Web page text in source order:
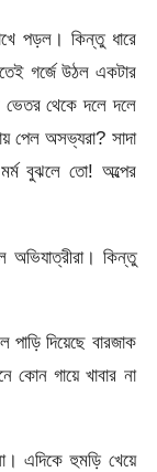
পড়ল। কিন্তু ধারে
গর্জে উঠল একটার
ভেতর থেকে দলে দলে
পেল অসভ্যরা? সাদা
বুঝলে তো! অল্পের
অভিযাত্রীরা। কিন্তু
দিয়েছে বারজাক
কোন গায়ে খাবার না
এদিকে হুমড়ি খেয়ে